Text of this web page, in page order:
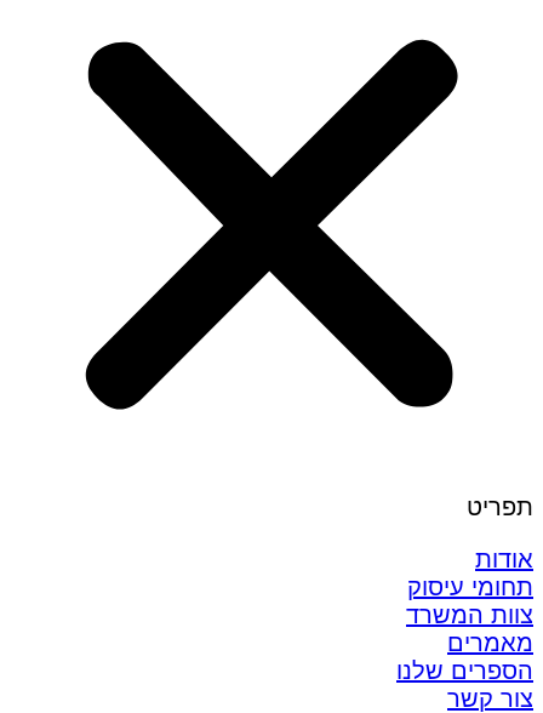
תפריט
אודות
תחומי עיסוק
צוות המשרד
מאמרים
הספרים שלנו
צור קשר